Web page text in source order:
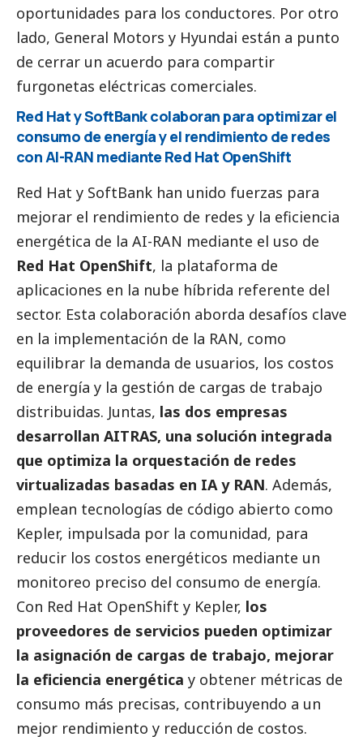
oportunidades para los conductores. Por otro
lado, General Motors y Hyundai están a punto
de cerrar un acuerdo para compartir
furgonetas eléctricas comerciales.
Red Hat y SoftBank colaboran para optimizar el
consumo de energía y el rendimiento de redes
con AI-RAN mediante Red Hat OpenShift
Red Hat y SoftBank han unido fuerzas para
mejorar el rendimiento de redes y la eficiencia
energética de la AI-RAN mediante el uso de
Red Hat OpenShift, la plataforma de
aplicaciones en la nube híbrida referente del
sector. Esta colaboración aborda desafíos clave
en la implementación de la RAN, como
equilibrar la demanda de usuarios, los costos
de energía y la gestión de cargas de trabajo
distribuidas. Juntas, las dos empresas
desarrollan AITRAS, una solución integrada
que optimiza la orquestación de redes
virtualizadas basadas en IA y RAN. Además,
emplean tecnologías de código abierto como
Kepler, impulsada por la comunidad, para
reducir los costos energéticos mediante un
monitoreo preciso del consumo de energía.
Con Red Hat OpenShift y Kepler, los
proveedores de servicios pueden optimizar
la asignación de cargas de trabajo, mejorar
la eficiencia energética y obtener métricas de
consumo más precisas, contribuyendo a un
mejor rendimiento y reducción de costos.